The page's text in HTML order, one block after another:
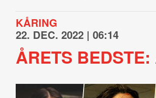
KÅRING
22. DEC. 2022 | 06:14
ÅRETS BEDSTE: